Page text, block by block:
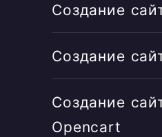
Создание
Создание
Создание
Opencart